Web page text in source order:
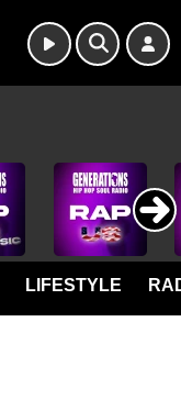
LIFESTYLE